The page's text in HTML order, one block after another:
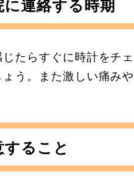
に連絡する時期
たらすぐに時計をチ
ょう。また激しい痛み
すること